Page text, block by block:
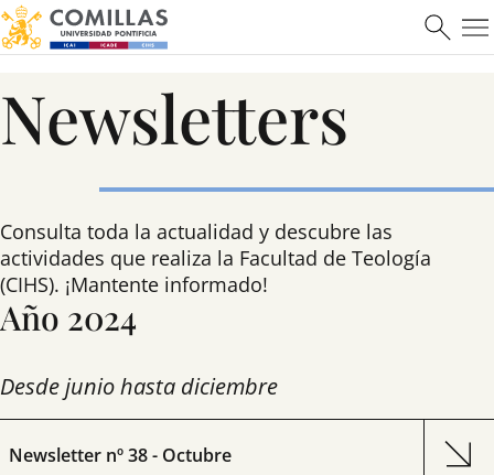
Newsletters
Consulta toda la actualidad y descubre las
actividades que realiza la Facultad de Teología
(CIHS). ¡Mantente informado!
Año 2024
Desde junio hasta diciembre
Newsletter nº 38 - Octubre